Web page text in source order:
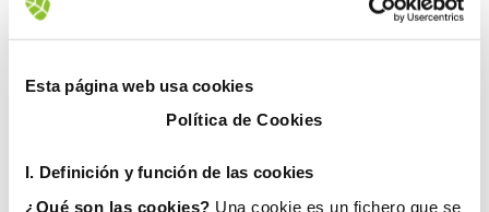
Esta página web usa cookies
Política de Cookies
I. Definición y función de las cookies
¿Qué son las cookies? Una cookie es un fichero que se
21 septiembre, 2020